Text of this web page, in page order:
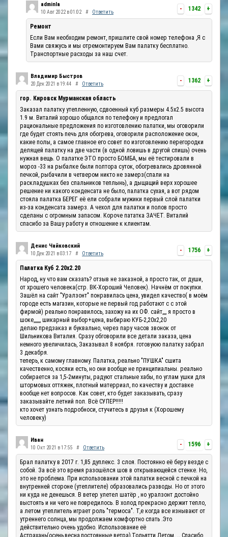
- 1342 +
adminla
10 Авг 2022 в 01:02 # Ответить
Ремонт
Если Вам необходим ремонт, пришлите свой номер телефона ,Я с
Вами свяжусь и мы отремонтируем Вам палатку бесплатно.
Транспортные расходы за наш счет.
- 1362 +
Владимир Быстров
20 Дек 2021 в 19:44 # Ответить
гор. Кировск Мурманская область
Заказал палатку утепленную, сдвоенный куб размеры 4.5х2.5 высота
1.9 м. Виталий хорошо общался по телефону и предлогал
рациональные предложения по изготовлению палатки, мы оговорили
где будет стоять печь для обогрева, оговорили расположение окон,
какие полы, а самое главное его совет по изготовлению перегородки
делящей палатку на две части (в одной ловишь в другой спишь) очень
нужная вещь. О палатке ЭТО просто БОМБА, мы её тестировали в
мороз -33 на рыбалке были полтора суток, обогревались дровянной
печкой, рыбачили в четвером никто не замерз(спали на
раскладушках без спальников теплынь), а дыщащий верх хорошее
решение ни какого конденсата не было, палатка сухая, а вот рядом
стояла палатка БЕРЕГ её ели собрали мужики первый слой палатки
из-за конденсата замерз. А чехол для палатки и полов просто
сделаны с огромным запасом. Короче пататка ЗАЧЕТ. Виталий
спасибо за Вашу работу и отношение к клиентам.
- 1756 +
Денис Чайковский
10 Дек 2021 в 03:17 # Ответить
Палатка Куб 2.20x2.20
Народ, ну что вам сказать? отзыв не заказной, а просто так, от души,
от хрошего человека(стр. ВК-Хороший Человек). Начнём от покупки.
Зашёл на сайт "Уралзонт" понравилась цена, увидел качество( в моём
городе есть магазин, которые не первый год работают с с этой
фирмой) реально понравилось, захожу на их ОФ. сайт,,,, я просто в
шоке,,,,,,, шикарный выбор+цена, выбираю КУБ-2,20х2,20
делаю предзаказ и буквально, через пару часов звонок от
Шильникова Виталия. Сразу обговорили все детали заказа, цена
немного увеличилась, Заказывал 8 ноября. готовуюю палатку забрал
3 декабря.
теперь, к самому главному. Палатка, реально "ПУШКА" сшита
качественно, косяки есть, но они вообще не принципиальны. реально
собирается за 1,5-2минуты, радуют стальные хабы, по углам ушки для
штормовых оттяжек, плотный матерриал, по качеству и доставке
вообще нет вопросов. Как совет, кто будет заказывать, сразу
заказывайте летний пол. Всё СУПЕР!!!!!
кто хочет узнать подробноси, стучитесь в друзья к (Хорошему
человеку)
- 1596 +
Иван
10 Окт 2021 в 17:55 # Ответить
Брал палатку в 2017 г. 1,85 дуплекс. 3 слоя. Постоянно её беру везде с
собой. За всё это время разошёлся шов в открывающейся стенке. Но,
это не проблема. При использовании этой палатки весной с печкой на
внутренней стороне (утеплителе) образовались разводы. Но от этого
ни куда не денешься. В ветер улетел шатёр , но уралзонт достойно
выстоять и ни чего не повредилось. В холод прекрасно держит тепло,
а летом утеплитель играет роль "термоса". Т,е когда все изнывают от
утреннего солнца, мы продолжаем комфортно спать .Это
действительно очень удобно. Использование её
Астрахань(осень,весна,постоянные ветра),Тольятти Летом. .. Спасибо